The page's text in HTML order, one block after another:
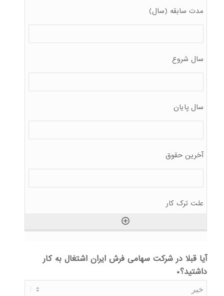
آیا قبلا در شرکت سهامی فرش ایران اشتغال به کار
داشتید؟*